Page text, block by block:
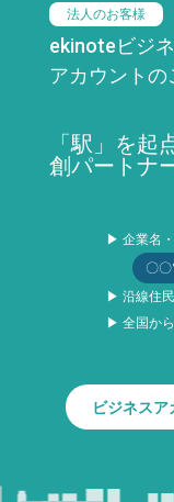
法人のお客様
ekinoteビジ
アカウントの
「駅」を
創パートナ
▶ 企業名
〇
▶ 沿線住
▶ 全国か
ビジネス